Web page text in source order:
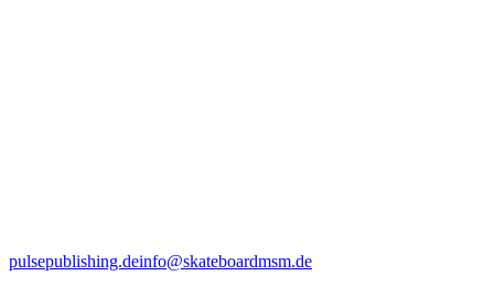
pulsepublishing.deinfo@skateboardmsm.de